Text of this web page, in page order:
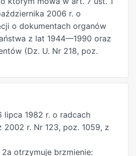
i komorników,
podlegają sądownictwu
art. 21e ust. 2 stosuje
Za złożenie przez osoby
w ust. 1
prawomocnym
sąd dyscyplinarny orzeka karę
w jakim dotyczy osób
4 pkt 13–16, 47 i 48, na
którym mowa w odnośniku
wydaje ich Prezesowi
podlega karze
od 3 miesięcy do lat 5. 2.
których mowa w ust. 1,
przez sprawcę lub przy jego
wykonywanych w
lub służbą w organach
sprawca podlega karze
od 6 miesięcy do lat 8.
w przepisach obowiązujących
Rozdział 7 Przepisy
2006 r. o
o dokumentach organów
z lat 1944—1990 oraz
(Dz. U. Nr 218, poz.
lipca 1982 r. o radcach
2002 r. Nr 123, poz. 1059, z
otrzymuje brzmienie: